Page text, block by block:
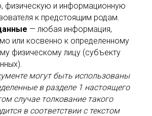
физическую и информационную
к предстоящим родам.
— любая информация,
или косвенно к определенному
физическому лицу (субъекту
могут быть использованы
в разделе 1 настоящего
случае толкование такого
в соответствии с текстом